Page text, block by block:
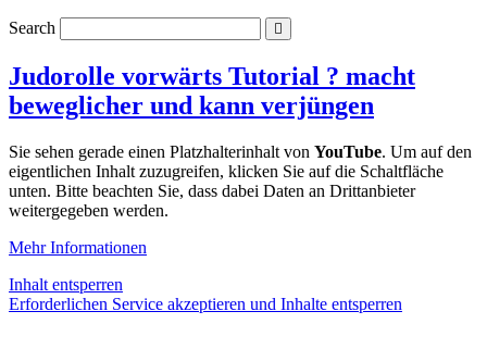
Search
Judorolle vorwärts Tutorial ? macht
beweglicher und kann verjüngen
Sie sehen gerade einen Platzhalterinhalt von YouTube. Um auf den
eigentlichen Inhalt zuzugreifen, klicken Sie auf die Schaltfläche
unten. Bitte beachten Sie, dass dabei Daten an Drittanbieter
weitergegeben werden.
Mehr Informationen
Inhalt entsperren
Erforderlichen Service akzeptieren und Inhalte entsperren